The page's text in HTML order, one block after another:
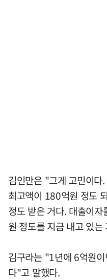
김인만은 "그게 고민이다
최고액이 180억원 정도
정도 받은 거다. 대출이
원 정도를 지금 내고 있
김구라는 "1년에 6억원
다"고 말했다.